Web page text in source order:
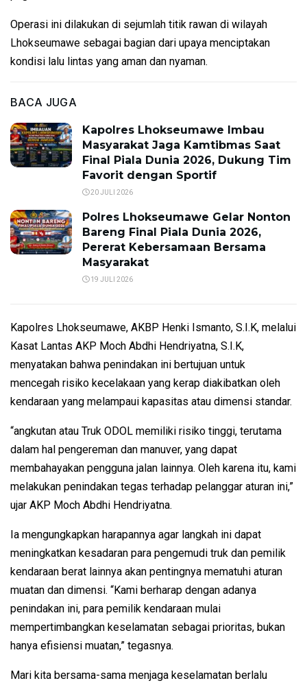
Operasi ini dilakukan di sejumlah titik rawan di wilayah
Lhokseumawe sebagai bagian dari upaya menciptakan
kondisi lalu lintas yang aman dan nyaman.
BACA JUGA
Kapolres Lhokseumawe Imbau
Masyarakat Jaga Kamtibmas Saat
Final Piala Dunia 2026, Dukung Tim
Favorit dengan Sportif
20 JULI 2026
Polres Lhokseumawe Gelar Nonton
Bareng Final Piala Dunia 2026,
Pererat Kebersamaan Bersama
Masyarakat
19 JULI 2026
Kapolres Lhokseumawe, AKBP Henki Ismanto, S.I.K, melalui
Kasat Lantas AKP Moch Abdhi Hendriyatna, S.I.K,
menyatakan bahwa penindakan ini bertujuan untuk
mencegah risiko kecelakaan yang kerap diakibatkan oleh
kendaraan yang melampaui kapasitas atau dimensi standar.
“angkutan atau Truk ODOL memiliki risiko tinggi, terutama
dalam hal pengereman dan manuver, yang dapat
membahayakan pengguna jalan lainnya. Oleh karena itu, kami
melakukan penindakan tegas terhadap pelanggar aturan ini,”
ujar AKP Moch Abdhi Hendriyatna.
Ia mengungkapkan harapannya agar langkah ini dapat
meningkatkan kesadaran para pengemudi truk dan pemilik
kendaraan berat lainnya akan pentingnya mematuhi aturan
muatan dan dimensi. “Kami berharap dengan adanya
penindakan ini, para pemilik kendaraan mulai
mempertimbangkan keselamatan sebagai prioritas, bukan
hanya efisiensi muatan,” tegasnya.
Mari kita bersama-sama menjaga keselamatan berlalu